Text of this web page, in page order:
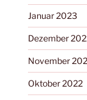
Januar 2023
Dezember
November
Oktober 2022